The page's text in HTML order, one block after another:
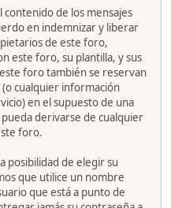
contenido de los mensajes
en indemnizar y liberar
de este foro,
este foro, su plantilla, y sus
foro también se reservan
cualquier información
en el supuesto de una
derivarse de cualquier
foro.
posibilidad de elegir su
que utilice un nombre
que está a punto de